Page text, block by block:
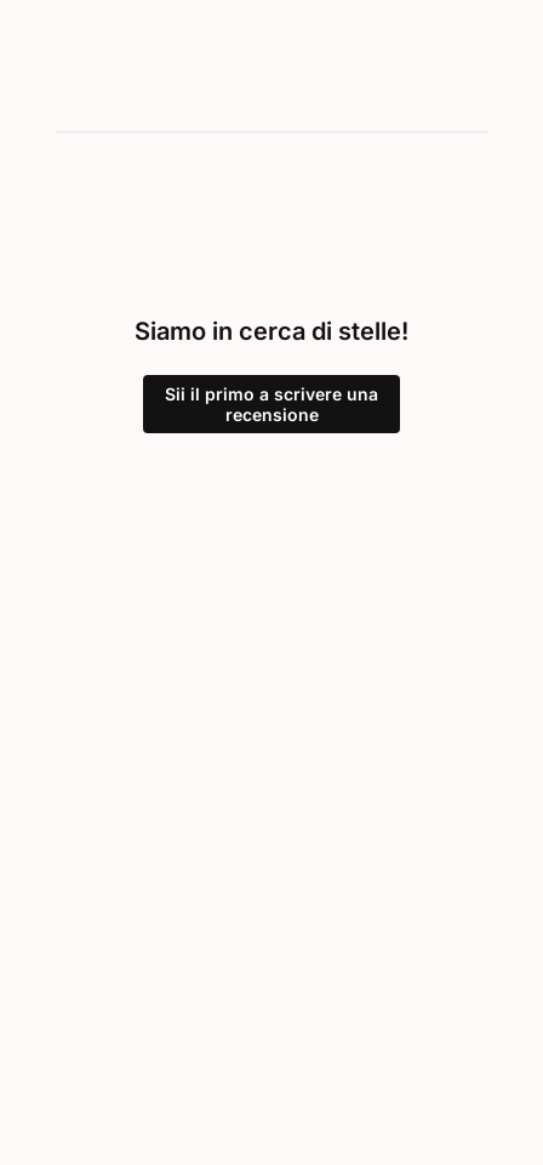
Siamo in cerca di stelle!
Sii il primo a scrivere una
recensione